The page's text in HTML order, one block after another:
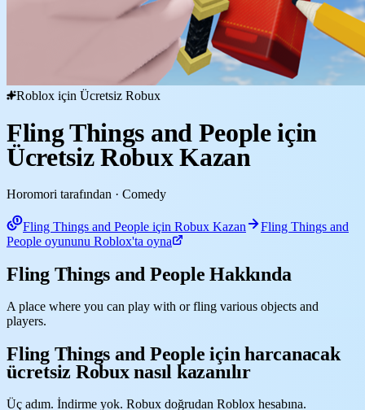
Roblox için Ücretsiz Robux
Fling Things and People için
Ücretsiz Robux Kazan
Horomori tarafından · Comedy
Fling Things and People için Robux Kazan
Fling Things and
People oyununu Roblox'ta oyna
Fling Things and People Hakkında
A place where you can play with or fling various objects and
players.
Fling Things and People için harcanacak
ücretsiz Robux nasıl kazanılır
Üç adım. İndirme yok. Robux doğrudan Roblox hesabına.